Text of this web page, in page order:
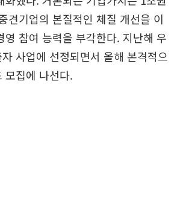
견기업의 본질적인 체질 개선을 이
영 참여 능력을 부각한다. 지난해 우
사업에 선정되면서 올해 본격적으
모집에 나선다.